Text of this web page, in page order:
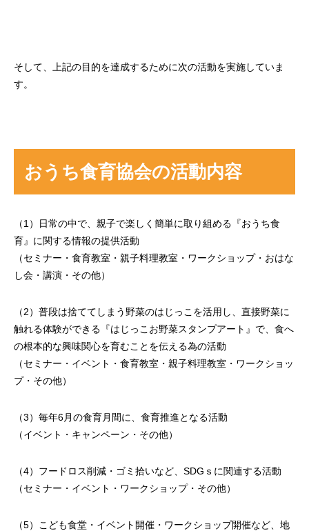
そして、上記の目的を達成するために次の活動を実施していま
す。
おうち食育協会の活動内容
（1）日常の中で、親子で楽しく簡単に取り組める『おうち食
育』に関する情報の提供活動
（セミナー・食育教室・親子料理教室・ワークショップ・おはな
し会・講演・その他）
（2）普段は捨ててしまう野菜のはじっこを活用し、直接野菜に
触れる体験ができる『はじっこお野菜スタンプアート』で、食へ
の根本的な興味関心を育むことを伝える為の活動
（セミナー・イベント・食育教室・親子料理教室・ワークショッ
プ・その他）
（3）毎年6月の食育月間に、食育推進となる活動
（イベント・キャンペーン・その他）
（4）フードロス削減・ゴミ拾いなど、SDGｓに関連する活動
（セミナー・イベント・ワークショップ・その他）
（5）こども食堂・イベント開催・ワークショップ開催など、地